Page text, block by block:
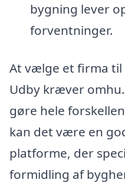
bygning lever
forventninger.
At vælge et firma
Udby kræver
gøre hele
kan det være en
platforme, der
formidling af